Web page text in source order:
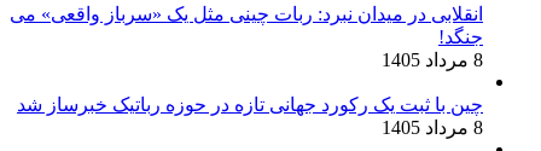
انقلابی در میدان نبرد: ربات چینی مثل یک «سرباز واقعی» می‌
جنگد!
8 مرداد 1405
چین با ثبت یک رکورد جهانی تازه در حوزه رباتیک خبرساز شد
8 مرداد 1405